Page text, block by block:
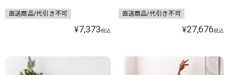
直送商品/代引き不可
¥7,373税込
直送商品/代引き不可
¥27,676税込